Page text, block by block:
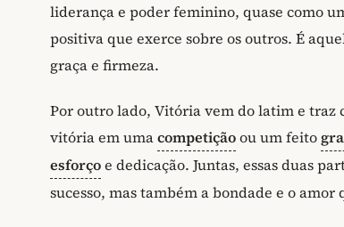
liderança e poder feminino, quase como
positiva que exerce sobre os outros. É
graça e firmeza.
Por outro lado, Vitória vem do latim e traz
vitória em umacompetiçãoou um feito
esforçoe dedicação. Juntas, essas duas
sucesso, mas também a bondade e o